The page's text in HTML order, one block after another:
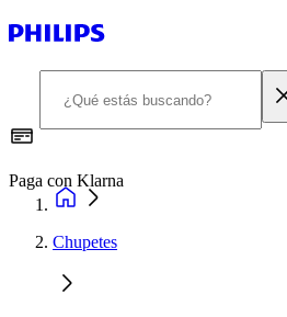
Paga con Klarna
Chupetes